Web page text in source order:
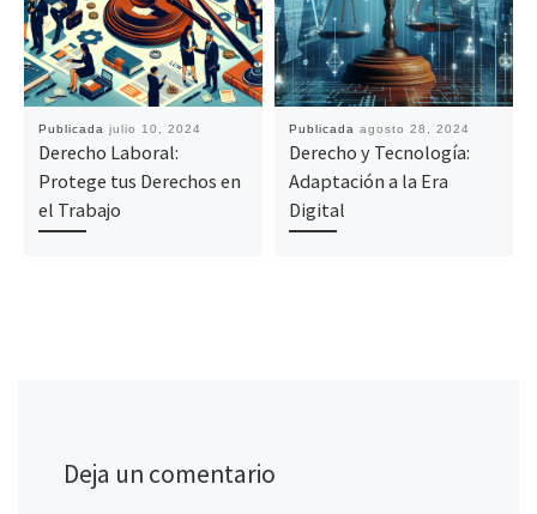
Publicada julio 10, 2024
Derecho Laboral:
Protege tus Derechos en
el Trabajo
Publicada agosto 28, 2024
Derecho y Tecnología:
Adaptación a la Era
Digital
Deja un comentario